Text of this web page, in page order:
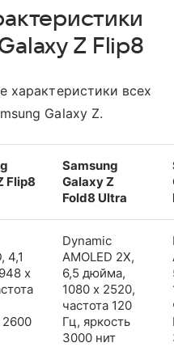
Z Flip8
характеристики всех
Galaxy Z.
Flip8
Samsung
Galaxy Z
Fold8 Ultra
4,1
x
2600
Dynamic
AMOLED 2X,
6,5 дюйма,
1080 x 2520,
частота 120
Гц, яркость
3000 нит